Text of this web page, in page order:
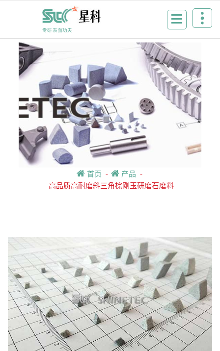
专研表面功夫
首页 - 产品 -
高品质高耐磨斜三角棕刚玉研磨石磨料